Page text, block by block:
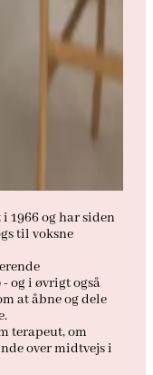
1966 og har siden
til voksne
- og i øvrigt også
at åbne og dele
terapeut, om
over midtvejs i